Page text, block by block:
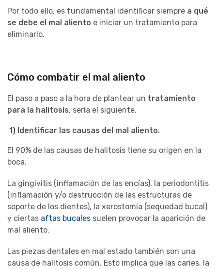
Por todo ello, es fundamental identificar siempre a qué
se debe el mal aliento e iniciar un tratamiento para
eliminarlo.
Cómo combatir el mal aliento
El paso a paso a la hora de plantear un tratamiento
para la halitosis, sería el siguiente.
1) Identificar las causas del mal aliento.
El 90% de las causas de halitosis tiene su origen en la
boca.
La gingivitis (inflamación de las encías), la periodontitis
(inflamación y/o destrucción de las estructuras de
soporte de los dientes), la xerostomía (sequedad bucal)
y ciertas aftas bucales suelen provocar la aparición de
mal aliento.
Las piezas dentales en mal estado también son una
causa de halitosis común. Esto implica que las caries, la